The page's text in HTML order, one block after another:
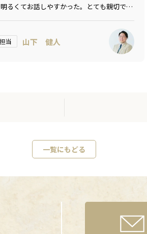
るくてお話しやすかった。とても親切で誠
した。
担当 山下 健人
一覧にもどる